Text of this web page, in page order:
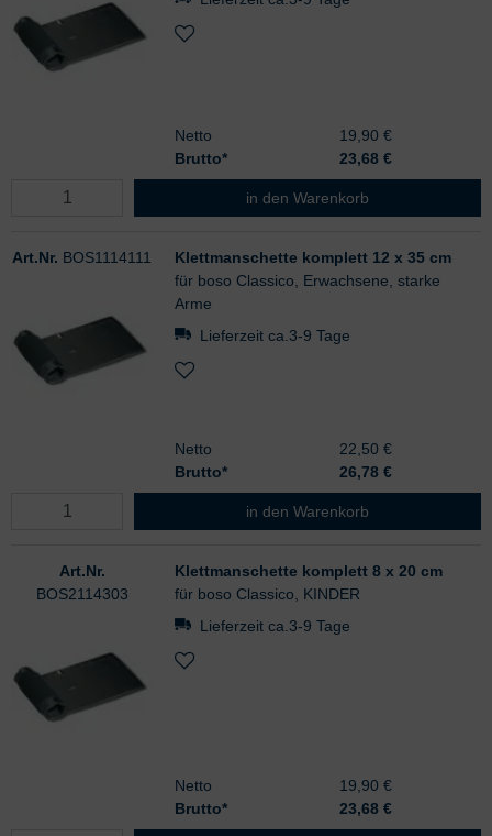
Netto
19,90 €
Brutto*
23,68 €
Klettmanschette komplett 12 x 23
in den Warenkorb
Art.Nr. BOS1114111
Klettmanschette komplett 12 x 35 cm
für boso Classico, Erwachsene, starke
Arme
Lieferzeit ca.3-9 Tage
Netto
22,50 €
Brutto*
26,78 €
Klettmanschette komplett 12 x 35
in den Warenkorb
Art.Nr.
BOS2114303
Klettmanschette komplett 8 x 20 cm
für boso Classico, KINDER
Lieferzeit ca.3-9 Tage
Netto
19,90 €
Brutto*
23,68 €